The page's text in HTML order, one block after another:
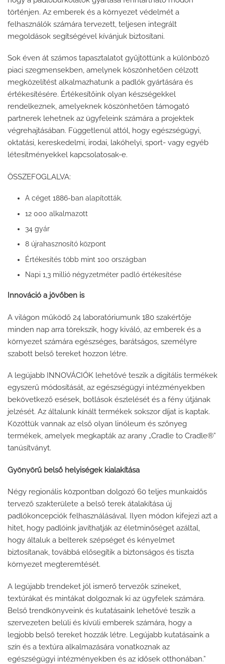
történjen. Az emberek és a környezet védelmét a
felhasználók számára tervezett, teljesen integrált
megoldások segítségével kívánjuk biztosítani.
Sok éven át számos tapasztalatot gyűjtöttünk a különböző
piaci szegmensekben, amelynek köszönhetően célzott
megközelítést alkalmazhatunk a padlók gyártására és
értékesítésére. Értékesítőink olyan készségekkel
rendelkeznek, amelyeknek köszönhetően támogató
partnerek lehetnek az ügyfeleink számára a projektek
végrehajtásában. Függetlenül attól, hogy egészségügyi,
oktatási, kereskedelmi, irodai, lakóhelyi, sport- vagy egyéb
létesítményekkel kapcsolatosak-e.
ÖSSZEFOGLALVA:
A céget 1886-ban alapították.
12 000 alkalmazott
34 gyár
8 újrahasznosító központ
Értékesítés több mint 100 országban
Napi 1,3 millió négyzetméter padló értékesítése
Innováció a jövőben is
A világon működő 24 laboratóriumunk 180 szakértője
minden nap arra törekszik, hogy kiváló, az emberek és a
környezet számára egészséges, barátságos, személyre
szabott belső tereket hozzon létre.
A legújabb INNOVÁCIÓK lehetővé teszik a digitális termékek
egyszerű módosítását, az egészségügyi intézményekben
bekövetkező esések, botlások észlelését és a fény útjának
jelzését. Az általunk kínált termékek sokszor díjat is kaptak.
Közöttük vannak az első olyan linóleum és szőnyeg
termékek, amelyek megkapták az arany „Cradle to Cradle®”
tanúsítványt.
Gyönyörű belső helyiségek kialakítása
Négy regionális központban dolgozó 60 teljes munkaidős
tervező szakterülete a belső terek átalakítása új
padlókoncepciók felhasználásával. Ilyen módon kifejezi azt a
hitet, hogy padlóink ​​javíthatják az életminőséget azáltal,
hogy általuk a belterek szépséget és kényelmet
biztosítanak, továbbá elősegítik a biztonságos és tiszta
környezet megteremtését.
A legújabb trendeket jól ismerő tervezők színeket,
textúrákat és mintákat dolgoznak ki az ügyfelek számára.
Belső trendkönyveink és kutatásaink lehetővé teszik a
szervezeten belüli és kívüli emberek számára, hogy a
legjobb belső tereket hozzák létre. Legújabb kutatásaink a
szín és a textúra alkalmazására vonatkoznak az
egészségügyi intézményekben és az idősek otthonában.”